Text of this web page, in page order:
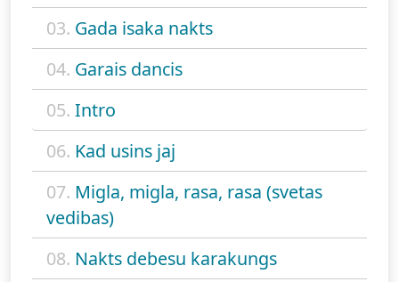
03. Gada isaka nakts
04. Garais dancis
05. Intro
06. Kad usins jaj
07. Migla, migla, rasa, rasa (svetas
vedibas)
08. Nakts debesu karakungs